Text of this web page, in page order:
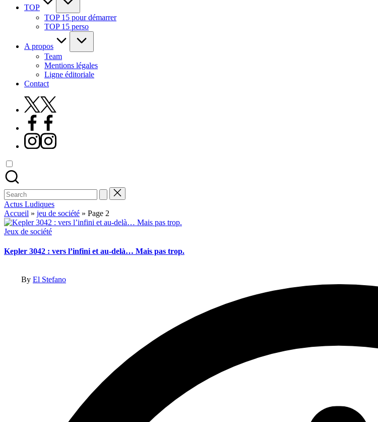
TOP
TOP 15 pour démarrer
TOP 15 perso
A propos
Team
Mentions légales
Ligne éditoriale
Contact
X
Facebook
Instagram
Search
for:
Actus Ludiques
Accueil » jeu de société » Page 2
Posted
Jeux de société
Kepler 3042 : vers l’infini et au-delà… Mais pas trop.
By El Stefano